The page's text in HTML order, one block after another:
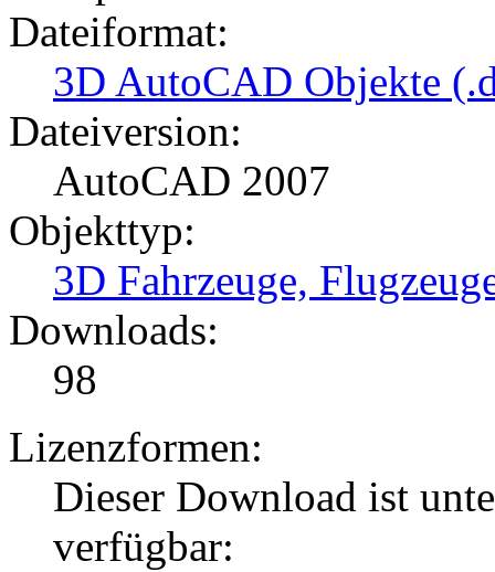
Dateiformat:
3D AutoCAD Objekte
Dateiversion:
AutoCAD 2007
Objekttyp:
3D Fahrzeuge,
Downloads:
98
Lizenzformen:
Dieser Download ist
verfügbar: